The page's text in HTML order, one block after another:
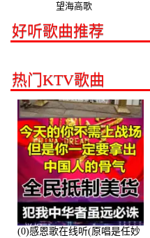
望海高歌
好听歌曲推荐
热门KTV歌曲
(0)感恩歌在线听(原唱是任妙